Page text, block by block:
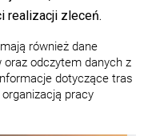
realizacji zleceń.
również dane
odczytem danych z
dotyczące tras
pracy